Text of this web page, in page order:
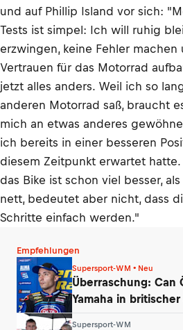
und auf Phillip Island vor sich:
Tests ist simpel: Ich will ruhig
erzwingen, keine Fehler machen
Vertrauen für das Motorrad
jetzt alles anders. Weil ich so
anderen Motorrad saß, braucht
mich an etwas anderes
ich bereits in einer besseren
diesem Zeitpunkt erwartet
das Bike ist schon viel besser,
nett, bedeutet aber nicht, dass
Schritte einfach werden."
Empfehlungen
Supersport-WM • Neu
Überraschung: Can
Yamaha in
Supersport-WM